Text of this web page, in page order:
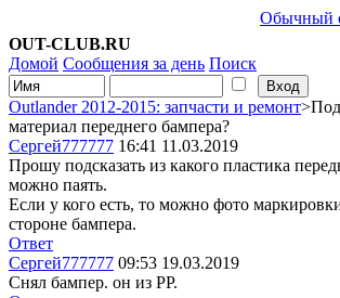
Обычный
OUT-CLUB.RU
Домой Сообщения за день Поиск
Outlander 2012-2015: запчасти и ремонт
материал переднего бампера?
Сергей777777 16:41 11.03.2019
Прошу подсказать из какого пластика
можно паять.
Если у кого есть, то можно фото
стороне бампера.
Ответ
Сергей777777 09:53 19.03.2019
Снял бампер. он из PP.